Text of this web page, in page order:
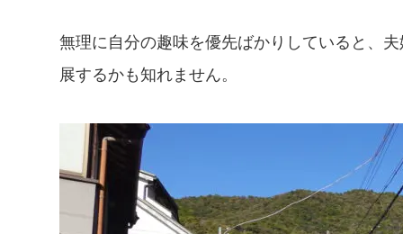
無理に自分の趣味を優先ばかりしていると、
展するかも知れません。